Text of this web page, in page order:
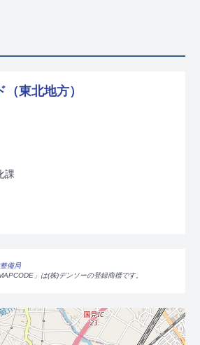
東北地方）
課
備局
」は(株)デンソーの登録商標です。